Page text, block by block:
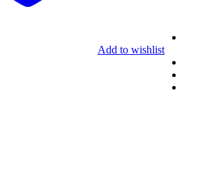
Add to wishlist